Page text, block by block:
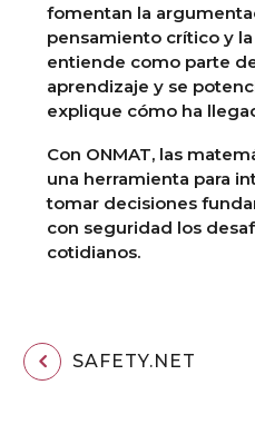
fomentan la
pensamiento crítico y
entiende como parte
aprendizaje y se
explique cómo ha
Con ONMAT, las
una herramienta para
tomar decisiones
con seguridad los
cotidianos.
SAFETY.NET